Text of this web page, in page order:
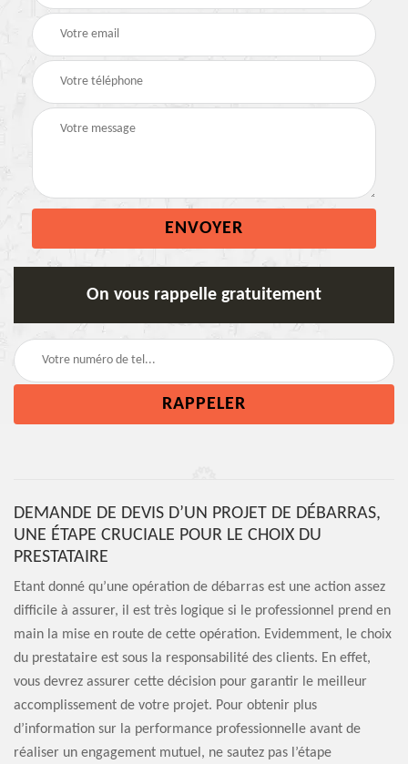
On vous rappelle gratuitement
DEMANDE DE DEVIS D’UN PROJET DE DÉBARRAS,
UNE ÉTAPE CRUCIALE POUR LE CHOIX DU
PRESTATAIRE
Etant donné qu’une opération de débarras est une action assez
difficile à assurer, il est très logique si le professionnel prend en
main la mise en route de cette opération. Evidemment, le choix
du prestataire est sous la responsabilité des clients. En effet,
vous devrez assurer cette décision pour garantir le meilleur
accomplissement de votre projet. Pour obtenir plus
d’information sur la performance professionnelle avant de
réaliser un engagement mutuel, ne sautez pas l’étape